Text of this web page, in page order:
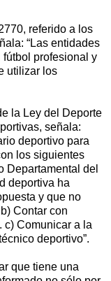
referido a los
“Las entidades
profesional y
utilizar los
la Ley del Deporte
señala:
deportivo para
los siguientes
Departamental del
deportiva ha
y que no
Contar con
Comunicar a la
deportivo”.
que tiene una